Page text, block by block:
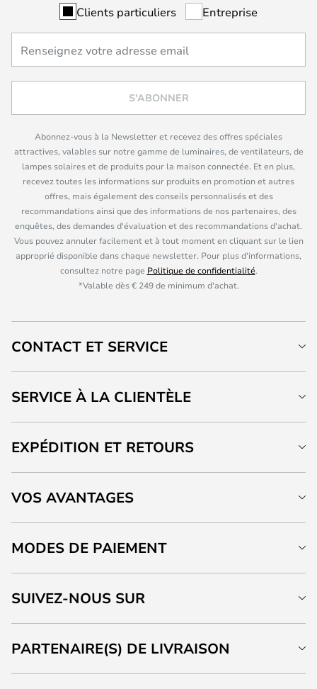
Clients particuliers Entreprise
S'ABONNER
Abonnez-vous à la Newsletter et recevez des offres spéciales
attractives, valables sur notre gamme de luminaires, de ventilateurs, de
lampes solaires et de produits pour la maison connectée. Et en plus,
recevez toutes les informations sur produits en promotion et autres
offres, mais également des conseils personnalisés et des
recommandations ainsi que des informations de nos partenaires, des
enquêtes, des demandes d'évaluation et des recommandations d'achat.
Vous pouvez annuler facilement et à tout moment en cliquant sur le lien
approprié disponible dans chaque newsletter. Pour plus d'informations,
consultez notre page Politique de confidentialité.
*Valable dès € 249 de minimum d'achat.
CONTACT ET SERVICE
SERVICE À LA CLIENTÈLE
EXPÉDITION ET RETOURS
VOS AVANTAGES
MODES DE PAIEMENT
SUIVEZ-NOUS SUR
PARTENAIRE(S) DE LIVRAISON